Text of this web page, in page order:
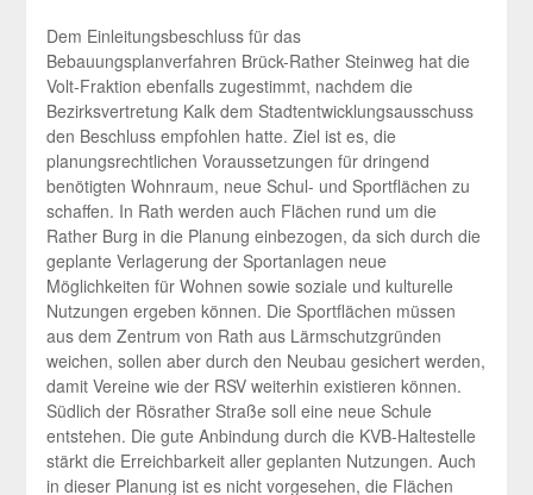
Dem Einleitungsbeschluss für das
Bebauungsplanverfahren Brück-Rather Steinweg hat die
Volt-Fraktion ebenfalls zugestimmt, nachdem die
Bezirksvertretung Kalk dem Stadtentwicklungsausschuss
den Beschluss empfohlen hatte. Ziel ist es, die
planungsrechtlichen Voraussetzungen für dringend
benötigten Wohnraum, neue Schul- und Sportflächen zu
schaffen. In Rath werden auch Flächen rund um die
Rather Burg in die Planung einbezogen, da sich durch die
geplante Verlagerung der Sportanlagen neue
Möglichkeiten für Wohnen sowie soziale und kulturelle
Nutzungen ergeben können. Die Sportflächen müssen
aus dem Zentrum von Rath aus Lärmschutzgründen
weichen, sollen aber durch den Neubau gesichert werden,
damit Vereine wie der RSV weiterhin existieren können.
Südlich der Rösrather Straße soll eine neue Schule
entstehen. Die gute Anbindung durch die KVB-Haltestelle
stärkt die Erreichbarkeit aller geplanten Nutzungen. Auch
in dieser Planung ist es nicht vorgesehen, die Flächen